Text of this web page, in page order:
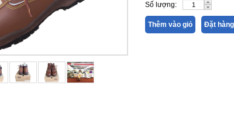
Số lượng:
Thêm vào giỏ Đặt hàng